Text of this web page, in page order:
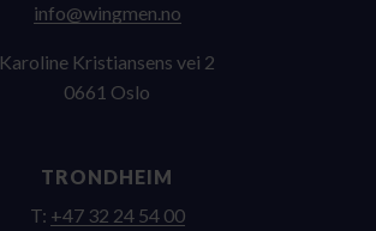
on.nemgniw@ofni
Karoline Kristiansens vei 2
0661 Oslo
TRONDHEIM
T: +47 32 24 54 00